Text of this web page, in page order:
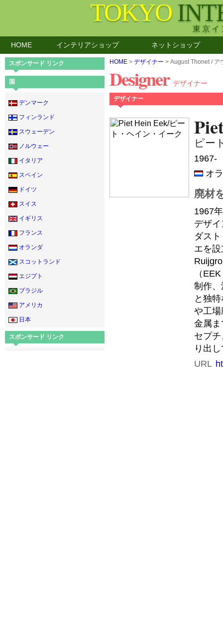
TOKYO
東京イ
HOME インテリアショップ ネットショップ
スポンサード リンク
国
デンマーク
フィンランド
スウェーデン
ノルウェー
イタリア
スペイン
ドイツ
スイス
イギリス
フランス
オランダ
スコットランド
エジプト
ブラジル
アメリカ
日本
スポンサード リンク
HOME > デザイナー > August Thonet / ア
Designer デザイナー
デザイナー
ピー
1967-
オ
廃材
1967
デザ
ダス
エを
（
制作
と独
や工
金属
セプ
り出
URL